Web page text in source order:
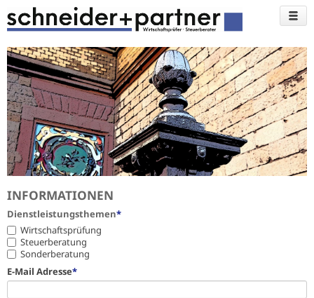
INFORMATIONEN
Pflichtfeld
Dienstleistungsthemen*
Wirtschaftsprüfung
Steuerberatung
Sonderberatung
Pflichtfeld
E-Mail Adresse*